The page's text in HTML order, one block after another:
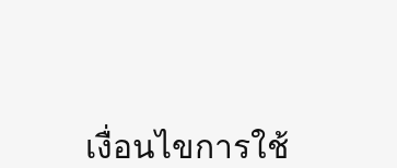
เงื่อนไขการใช้